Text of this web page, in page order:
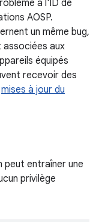
à l'ID de
AOSP.
un même bug,
aux
équipés
recevoir des
mises à jour du
peut entraîner une
privilège